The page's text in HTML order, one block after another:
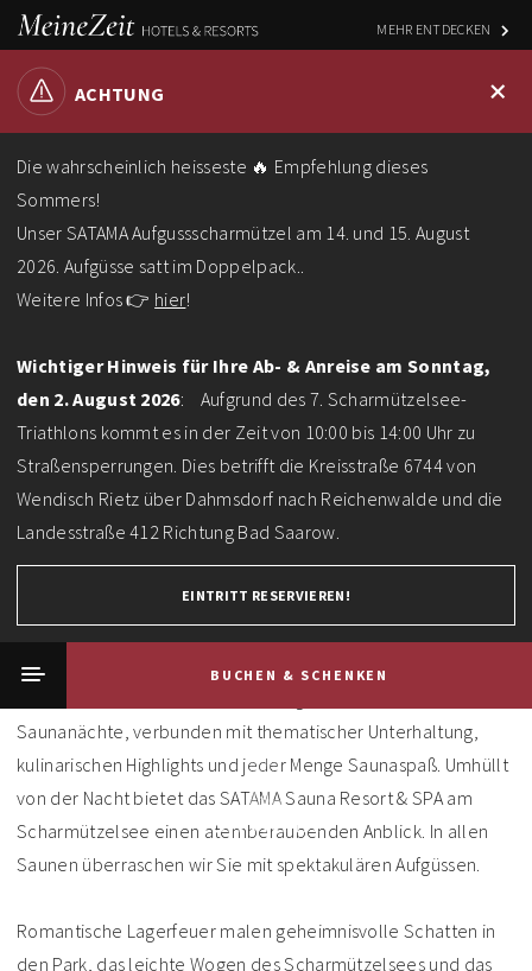
MEHR ENTDECKEN
ACHTUNG
Die wahrscheinlich heisseste 🔥 Empfehlung dieses
Sommers!
Unser SATAMA Aufgussscharmützel am 14. und 15. August
2026. Aufgüsse satt im Doppelpack..
Weitere Infos 👉 hier!
Wichtiger Hinweis für Ihre Ab- & Anreise am Sonntag,
den 2. August 2026: Aufgrund des 7. Scharmützelsee-
Triathlons kommt es in der Zeit von 10:00 bis 14:00 Uhr zu
Straßensperrungen. Dies betrifft die Kreisstraße 6744 von
Wendisch Rietz über Dahmsdorf nach Reichenwalde und die
Landesstraße 412 Richtung Bad Saarow.
EINTRITT RESERVIEREN!
+
BUCHEN & SCHENKEN
Home Events SATAMA Saunanächte
UMHÜLLT VON EINER NEUEN NÄCHTLICHEN
EVENTATMOSPHÄRE
SATAMA Saunanächte
Saunanächte, verbunden mit thematischer Unterhaltung,
kulinarischen Highlights und jeder Menge Saunaspaß. Umhüllt
von der Nacht bietet das SATAMA Sauna Resort & SPA am
Scharmützelsee einen atemberaubenden Anblick. In allen
Saunen überraschen wir Sie mit spektakulären Aufgüssen.
Romantische Lagerfeuer malen geheimnisvolle Schatten in
den Park, das leichte Wogen des Scharmützelsees und das